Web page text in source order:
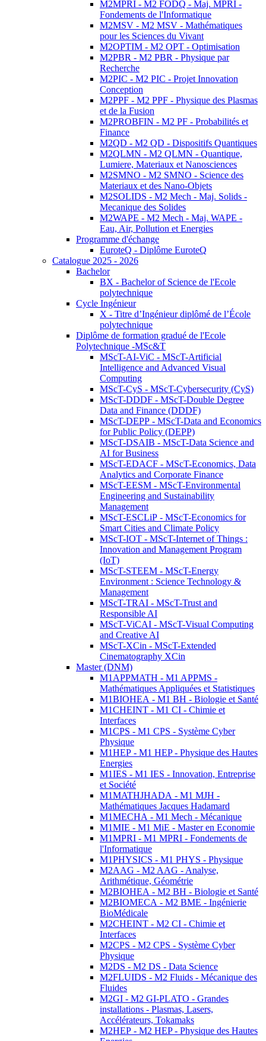
M2MPRI - M2 FODQ - Maj. MPRI -
Fondements de l'Informatique
M2MSV - M2 MSV - Mathématiques
pour les Sciences du Vivant
M2OPTIM - M2 OPT - Optimisation
M2PBR - M2 PBR - Physique par
Recherche
M2PIC - M2 PIC - Projet Innovation
Conception
M2PPF - M2 PPF - Physique des Plasmas
et de la Fusion
M2PROBFIN - M2 PF - Probabilités et
Finance
M2QD - M2 QD - Dispositifs Quantiques
M2QLMN - M2 QLMN - Quantique,
Lumiere, Materiaux et Nanosciences
M2SMNO - M2 SMNO - Science des
Materiaux et des Nano-Objets
M2SOLIDS - M2 Mech - Maj. Solids -
Mecanique des Solides
M2WAPE - M2 Mech - Maj. WAPE -
Eau, Air, Pollution et Energies
Programme d'échange
EuroteQ - Diplôme EuroteQ
Catalogue 2025 - 2026
Bachelor
BX - Bachelor of Science de l'Ecole
polytechnique
Cycle Ingénieur
X - Titre d’Ingénieur diplômé de l’École
polytechnique
Diplôme de formation gradué de l'Ecole
Polytechnique -MSc&T
MScT-AI-ViC - MScT-Artificial
Intelligence and Advanced Visual
Computing
MScT-CyS - MScT-Cybersecurity (CyS)
MScT-DDDF - MScT-Double Degree
Data and Finance (DDDF)
MScT-DEPP - MScT-Data and Economics
for Public Policy (DEPP)
MScT-DSAIB - MScT-Data Science and
AI for Business
MScT-EDACF - MScT-Economics, Data
Analytics and Corporate Finance
MScT-EESM - MScT-Environmental
Engineering and Sustainability
Management
MScT-ESCLiP - MScT-Economics for
Smart Cities and Climate Policy
MScT-IOT - MScT-Internet of Things :
Innovation and Management Program
(IoT)
MScT-STEEM - MScT-Energy
Environment : Science Technology &
Management
MScT-TRAI - MScT-Trust and
Responsible AI
MScT-ViCAI - MScT-Visual Computing
and Creative AI
MScT-XCin - MScT-Extended
Cinematography XCin
Master (DNM)
M1APPMATH - M1 APPMS -
Mathématiques Appliquées et Statistiques
M1BIOHEA - M1 BH - Biologie et Santé
M1CHEINT - M1 CI - Chimie et
Interfaces
M1CPS - M1 CPS - Système Cyber
Physique
M1HEP - M1 HEP - Physique des Hautes
Energies
M1IES - M1 IES - Innovation, Entreprise
et Société
M1MATHJHADA - M1 MJH -
Mathématiques Jacques Hadamard
M1MECHA - M1 Mech - Mécanique
M1MIE - M1 MiE - Master en Economie
M1MPRI - M1 MPRI - Fondements de
l'Informatique
M1PHYSICS - M1 PHYS - Physique
M2AAG - M2 AAG - Analyse,
Arithmétique, Géométrie
M2BIOHEA - M2 BH - Biologie et Santé
M2BIOMECA - M2 BME - Ingénierie
BioMédicale
M2CHEINT - M2 CI - Chimie et
Interfaces
M2CPS - M2 CPS - Système Cyber
Physique
M2DS - M2 DS - Data Science
M2FLUIDS - M2 Fluids - Mécanique des
Fluides
M2GI - M2 GI-PLATO - Grandes
installations - Plasmas, Lasers,
Accélérateurs, Tokamaks
M2HEP - M2 HEP - Physique des Hautes